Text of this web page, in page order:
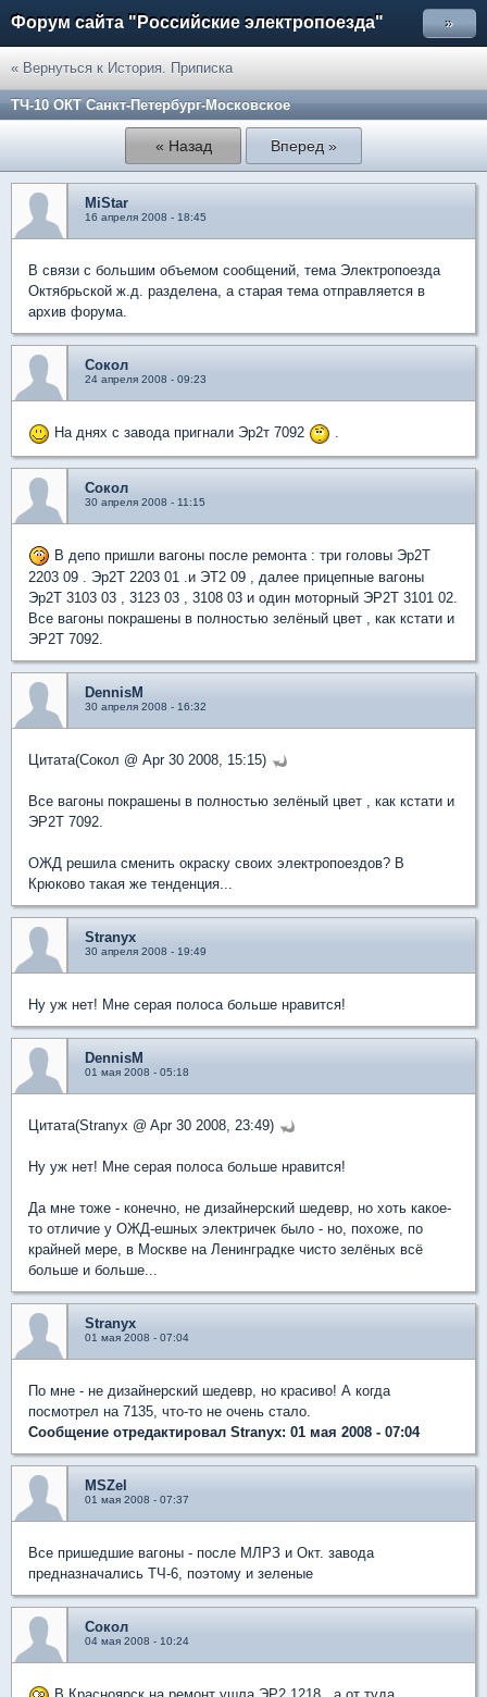
Форум сайта "Российские электропоезда" »
« Вернуться к История. Приписка
ТЧ-10 ОКТ Санкт-Петербург-Московское
« Назад Вперед »
MiStar
16 апреля 2008 - 18:45
В связи с большим объемом сообщений, тема Электропоезда
Октябрьской ж.д. разделена, а старая тема отправляется в
архив форума.
Сокол
24 апреля 2008 - 09:23
На днях с завода пригнали Эр2т 7092 .
Сокол
30 апреля 2008 - 11:15
В депо пришли вагоны после ремонта : три головы Эр2Т
2203 09 . Эр2Т 2203 01 .и ЭТ2 09 , далее прицепные вагоны
Эр2Т 3103 03 , 3123 03 , 3108 03 и один моторный ЭР2Т 3101 02.
Все вагоны покрашены в полностью зелёный цвет , как кстати и
ЭР2Т 7092.
DennisM
30 апреля 2008 - 16:32
Цитата(Сокол @ Apr 30 2008, 15:15)
Все вагоны покрашены в полностью зелёный цвет , как кстати и
ЭР2Т 7092.
ОЖД решила сменить окраску своих электропоездов? В
Крюково такая же тенденция...
Stranyx
30 апреля 2008 - 19:49
Ну уж нет! Мне серая полоса больше нравится!
DennisM
01 мая 2008 - 05:18
Цитата(Stranyx @ Apr 30 2008, 23:49)
Ну уж нет! Мне серая полоса больше нравится!
Да мне тоже - конечно, не дизайнерский шедевр, но хоть какое-
то отличие у ОЖД-ешных электричек было - но, похоже, по
крайней мере, в Москве на Ленинградке чисто зелёных всё
больше и больше...
Stranyx
01 мая 2008 - 07:04
По мне - не дизайнерский шедевр, но красиво! А когда
посмотрел на 7135, что-то не очень стало.
Сообщение отредактировал Stranyx: 01 мая 2008 - 07:04
MSZel
01 мая 2008 - 07:37
Все пришедшие вагоны - после МЛРЗ и Окт. завода
предназначались ТЧ-6, поэтому и зеленые
Сокол
04 мая 2008 - 10:24